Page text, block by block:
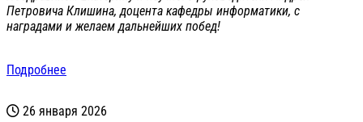
Петровича Клишина, доцента кафедры информатики, с
наградами и желаем дальнейших побед!
Подробнее
26 января 2026